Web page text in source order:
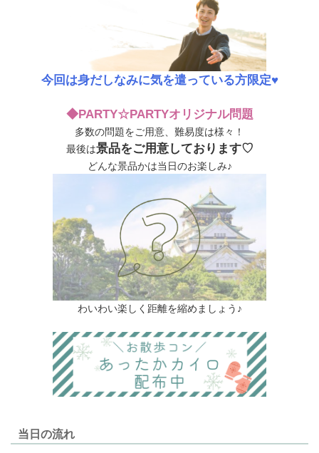
今回は身だしなみに気を遣っている方限定♥
◆PARTY☆PARTYオリジナル問題
多数の問題をご用意、難易度は様々！
最後は景品をご用意しております♡
どんな景品かは当日のお楽しみ♪
わいわい楽しく距離を縮めましょう♪
当日の流れ